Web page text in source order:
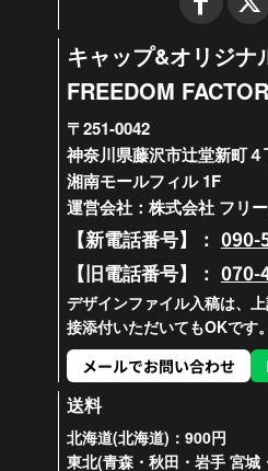
キャップ&オリジナ
FREEDOM
〒251-0042
神奈川県藤沢市辻堂新町４
湘南モールフィル 1F
運営会社：株式会社 フリ
【新電話番号】： 090-
【旧電話番号】： 070-
デザインファイル入稿は、
接添付いただいてもOKです。
メールでお問い合わせ
送料
北海道(北海道)：900円
東北(青森・秋田・岩手 宮城